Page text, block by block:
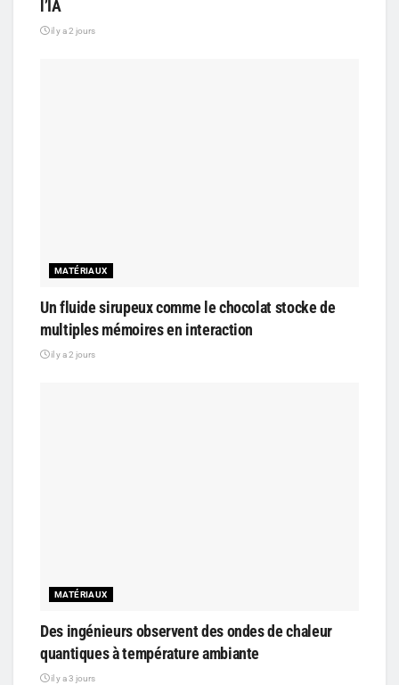
l’IA
il y a 2 jours
MATÉRIAUX
Un fluide sirupeux comme le chocolat stocke de
multiples mémoires en interaction
il y a 2 jours
MATÉRIAUX
Des ingénieurs observent des ondes de chaleur
quantiques à température ambiante
il y a 3 jours